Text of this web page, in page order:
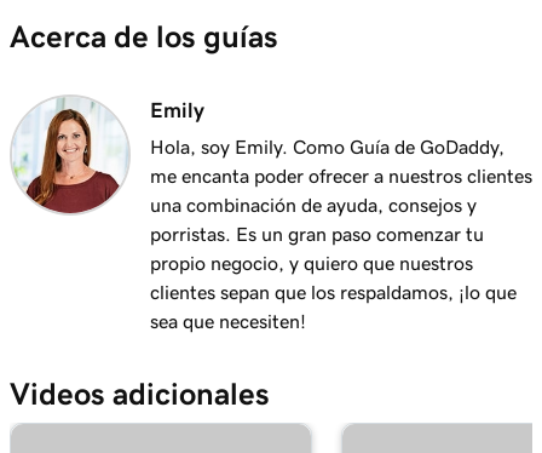
correo electrónico
Personalizar mis automatizaciones de correo
electrónico
Lección 11 (de 12)
Importar productos de los mercados
3m 10s
Lección 12 (de 12)
Agregar mi tienda online en Páginas Web +
Acerca de los guías
Emily
Hola, soy Emily. Como Guía de GoDaddy,
me encanta poder ofrecer a nuestros clientes
una combinación de ayuda, consejos y
porristas. Es un gran paso comenzar tu
propio negocio, y quiero que nuestros
clientes sepan que los respaldamos, ¡lo que
sea que necesiten!
Videos adicionales